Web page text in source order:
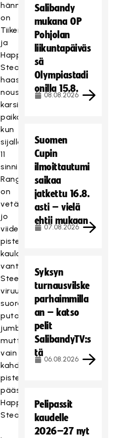
hännillä
on
Tiikereillä
ja
Happee
Steamersilla
haastetta
nousta
karsijan
paikalta,
kun
sijalla
11
sinnittelevä
Rangers
on
vetänyt
jo
viiden
pisteen
kaulan
vantaalaisiin.
Steelers
viruu
suoran
putoajan
jumbosijalla
mutta
vain
kahden
pisteen
päässä
Happee
Steamersista.
Salibandy
mukana OP
Pohjolan
liikuntapäiväs
sä
Olympiastadi
onilla 15.8.
08.08.2026
Suomen
Cupin
ilmoittautumi
saikaa
jatkettu 16.8.
asti – vielä
ehtii mukaan
07.08.2026
Syksyn
turnausvilske
parhaimmilla
an – katso
pelit
SalibandyTV:s
tä
06.08.2026
Pelipassit
kaudelle
2026–27 nyt